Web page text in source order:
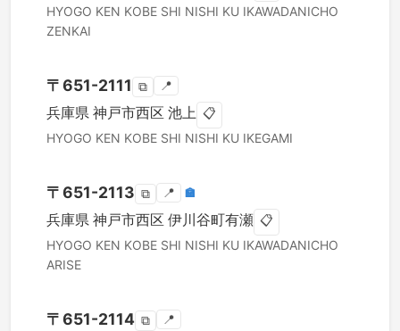
HYOGO KEN KOBE SHI NISHI KU IKAWADANICHO
ZENKAI
〒651-2111 ⧉ 📍
兵庫県 神戸市西区 池上 📋
HYOGO KEN KOBE SHI NISHI KU IKEGAMI
〒651-2113 ⧉ 📍 🏣
兵庫県 神戸市西区 伊川谷町有瀬 📋
HYOGO KEN KOBE SHI NISHI KU IKAWADANICHO
ARISE
〒651-2114 ⧉ 📍